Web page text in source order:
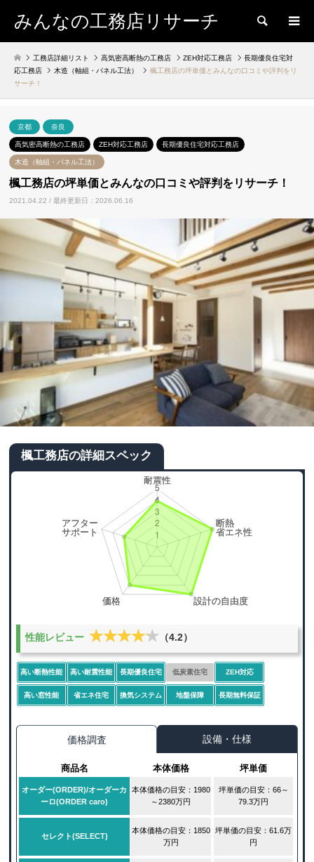
みんなの工務店リサーチ 検索
工務店詳細リスト 高気密高断熱の工務店 ZEH対応工務店
長期優良住宅対
応工務店
木造（軸組・パネル工法）
楓工務店の坪単価とみんなの口コミや評判をリ
サーチ！
京都 奈良
高気密高断熱の工務店 ZEH対応工務店 長期優良住宅対応工務店
木造（軸組・パネル工法）
楓工務店の坪単価とみんなの口コミや評判をリサーチ！
2021.04.22 / 最終更新日：2026.06.16
楓工務店の詳細スペック
性能レビュー ★★★★★
★★★★★ （4.2）
高い断熱性能 高い耐震性能 長期優良住宅 低炭素住宅 ZEH対応
高い窓性能 省エネ住宅 換気システム 地盤保障 長期無料保証
価格調査 設備・仕様
商品名 本体価格 坪単価
オーダー(ORDER)/オーダーカ
ーロ(ORDER caro)
本体価格の目安：1980
～2380万円
坪単価の目安：66～
79.3万円
セレクト(SELECT)
本体価格の目安：1850
万円
坪単価の目安：61.6万
円